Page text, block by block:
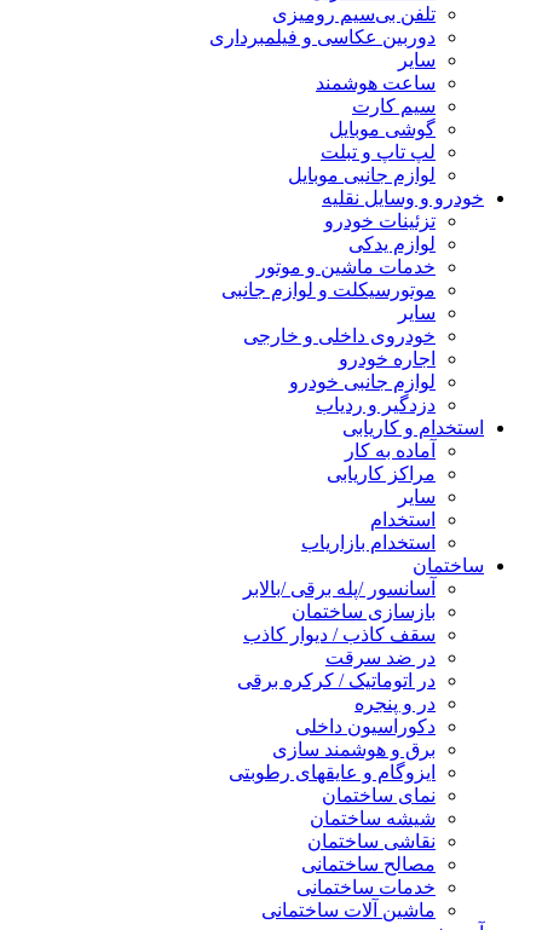
تلفن بی‌سیم رومیزی
دوربین عکاسی و فیلمبرداری
سایر
ساعت هوشمند
سیم کارت
گوشی موبایل
لپ تاپ و تبلت
لوازم جانبی موبایل
خودرو و وسایل نقلیه
تزئینات خودرو
لوازم یدکی
خدمات ماشین و موتور
موتورسیکلت و لوازم جانبی
سایر
خودروی داخلی و خارجی
اجاره خودرو
لوازم جانبی خودرو
دزدگیر و ردیاب
استخدام و کاریابی
آماده به کار
مراکز کاریابی
سایر
استخدام
استخدام بازاریاب
ساختمان
آسانسور /پله برقی /بالابر
بازسازی ساختمان
سقف کاذب / دیوار کاذب
در ضد سرقت
در اتوماتیک / کرکره برقی
در و پنجره
دکوراسیون داخلی
برق و هوشمند سازی
ایزوگام و عایقهای رطوبتی
نمای ساختمان
شیشه ساختمان
نقاشی ساختمان
مصالح ساختمانی
خدمات ساختمانی
ماشین آلات ساختمانی